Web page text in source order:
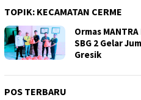
TOPIK: KECAMATAN CERME
Ormas
SBG 2 Gelar
Gresik
POS TERBARU